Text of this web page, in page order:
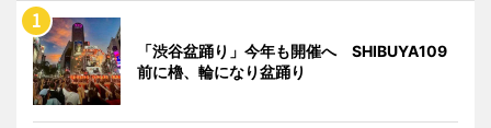
「渋谷盆踊り」今年も開催へ SHIBUYA109
前に櫓、輪になり盆踊り